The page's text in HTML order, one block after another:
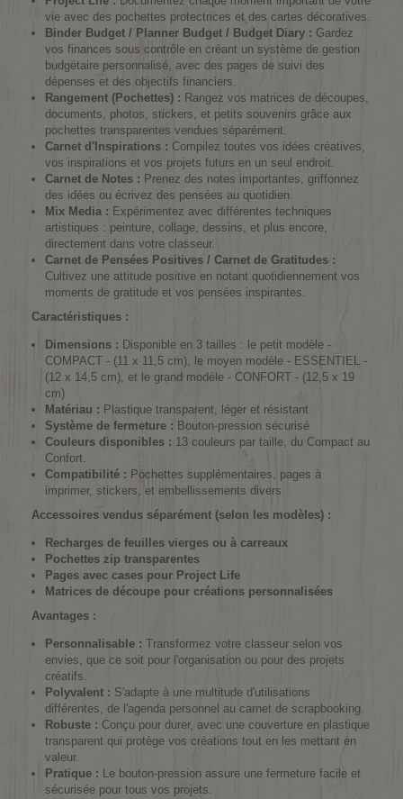
vie avec des pochettes protectrices et des cartes décoratives.
Binder Budget / Planner Budget / Budget Diary : Gardez
vos finances sous contrôle en créant un système de gestion
budgétaire personnalisé, avec des pages de suivi des
dépenses et des objectifs financiers.
Rangement (Pochettes) : Rangez vos matrices de découpes,
documents, photos, stickers, et petits souvenirs grâce aux
pochettes transparentes vendues séparément.
Carnet d'Inspirations : Compilez toutes vos idées créatives,
vos inspirations et vos projets futurs en un seul endroit.
Carnet de Notes : Prenez des notes importantes, griffonnez
des idées ou écrivez des pensées au quotidien.
Mix Media : Expérimentez avec différentes techniques
artistiques : peinture, collage, dessins, et plus encore,
directement dans votre classeur.
Carnet de Pensées Positives / Carnet de Gratitudes :
Cultivez une attitude positive en notant quotidiennement vos
moments de gratitude et vos pensées inspirantes.
Caractéristiques :
Dimensions : Disponible en 3 tailles : le petit modèle -
COMPACT - (11 x 11,5 cm), le moyen modèle - ESSENTIEL -
(12 x 14,5 cm), et le grand modèle - CONFORT - (12,5 x 19
cm)
Matériau : Plastique transparent, léger et résistant
Système de fermeture : Bouton-pression sécurisé
Couleurs disponibles : 13 couleurs par taille, du Compact au
Confort.
Compatibilité : Pochettes supplémentaires, pages à
imprimer, stickers, et embellissements divers
Accessoires vendus séparément (selon les modèles) :
Recharges de feuilles vierges ou à carreaux
Pochettes zip transparentes
Pages avec cases pour Project Life
Matrices de découpe pour créations personnalisées
Avantages :
Personnalisable : Transformez votre classeur selon vos
envies, que ce soit pour l'organisation ou pour des projets
créatifs.
Polyvalent : S'adapte à une multitude d'utilisations
différentes, de l'agenda personnel au carnet de scrapbooking.
Robuste : Conçu pour durer, avec une couverture en plastique
transparent qui protège vos créations tout en les mettant en
valeur.
Pratique : Le bouton-pression assure une fermeture facile et
sécurisée pour tous vos projets.